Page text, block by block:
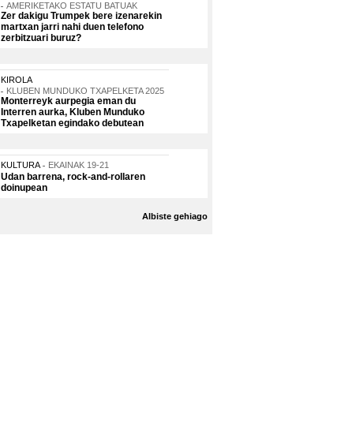
AMERIKETAKO ESTATU BATUAK
Zer dakigu Trumpek bere izenarekin
martxan jarri nahi duen telefono
zerbitzuari buruz?
KIROLA
KLUBEN MUNDUKO TXAPELKETA 2025
Monterreyk aurpegia eman du
Interren aurka, Kluben Munduko
Txapelketan egindako debutean
KULTURA EKAINAK 19-21
Udan barrena, rock-and-rollaren
doinupean
Albiste gehiago